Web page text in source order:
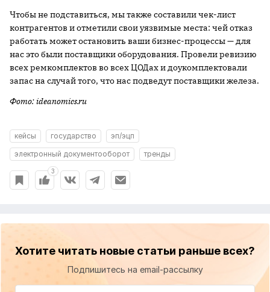
Чтобы не подставиться, мы также составили чек-лист
контрагентов и отметили свои уязвимые места: чей отказ
работать может остановить ваши бизнес-процессы — для
нас это были поставщики оборудования. Провели ревизию
всех ремкомплектов во всех ЦОДах и доукомплектовали
запас на случай того, что нас подведут поставщики железа.
Фото: ideanomics.ru
кейсы государство
эп/эцп
электронный документооборот
тренды
3
Хотите читать новые статьи раньше всех?
Подпишитесь на email-рассылку